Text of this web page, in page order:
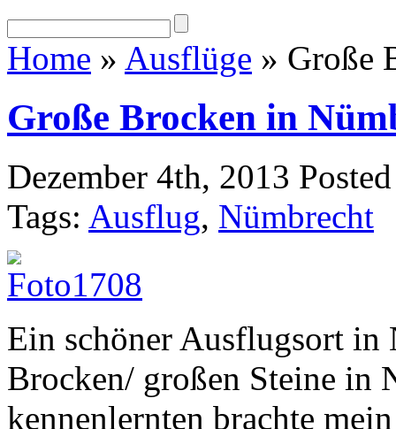
Home » Ausflüge » Große
Große Brocken in
Dezember 4th, 2013
Tags: Ausflug, Nümbrecht
Ein schöner Ausflugsort in
Brocken/ großen Steine in
kennenlernten brachte